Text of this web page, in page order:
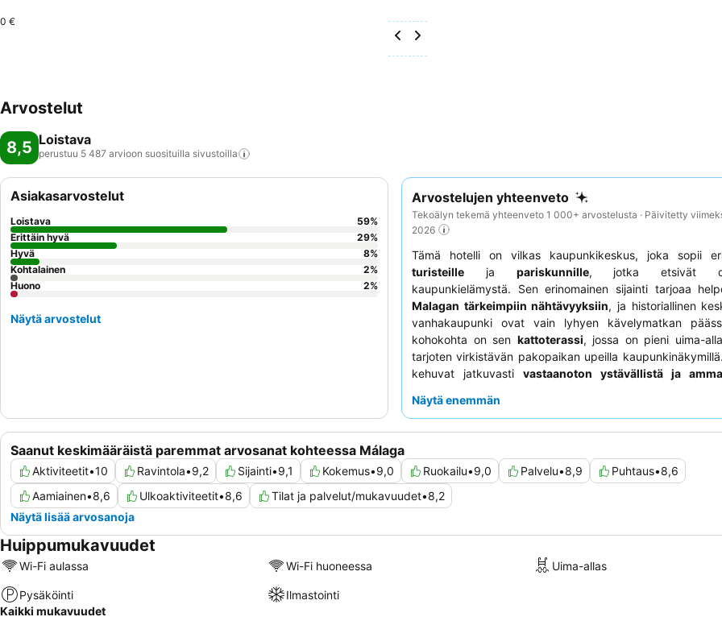
0 €
Arvostelut
8,5 Loistava
perustuu 5 487 arvioon suosituilla sivustoilla
Arvostelujen yhteenveto
Tekoälyn tekemä yhteenveto 1 000+ arvostelusta · Päivitetty
2026
Tämä hotelli on vilkas kaupunkikeskus, joka sopii
turisteille ja pariskunnille, jotka etsivät
kaupunkielämystä. Sen erinomainen sijainti tarjoaa
Malagan tärkeimpiin nähtävyyksiin, ja historiallinen
vanhakaupunki ovat vain lyhyen kävelymatkan
kohokohta on sen kattoterassi, jossa on pieni uima-
tarjoten virkistävän pakopaikan upeilla
kehuvat jatkuvasti vastaanoton ystävällistä ja
sisältää runsaasti gluteenittomia vaihtoehtoja.
Näytä enemmän
Saanut keskimääräistä paremmat arvosanat kohteessa Málaga
Aktiviteetit•10 Ravintola•9,2 Sijainti•9,1 Kokemus•9,0 Ruokailu•9,0 Palvelu•8,9 Puhtaus•8,6
Aamiainen•8,6 Ulkoaktiviteetit•8,6 Tilat ja palvelut/mukavuudet•8,2
Näytä lisää arvosanoja
Asiakasarvostelut
Loistava 59%
Erittäin hyvä
29%
Hyvä
8%
Kohtalainen
2%
Huono
2%
Näytä arvostelut
Huippumukavuudet
Wi-Fi aulassa Wi-Fi huoneessa Uima-allas
Pysäköinti
Ilmastointi
Kaikki mukavuudet